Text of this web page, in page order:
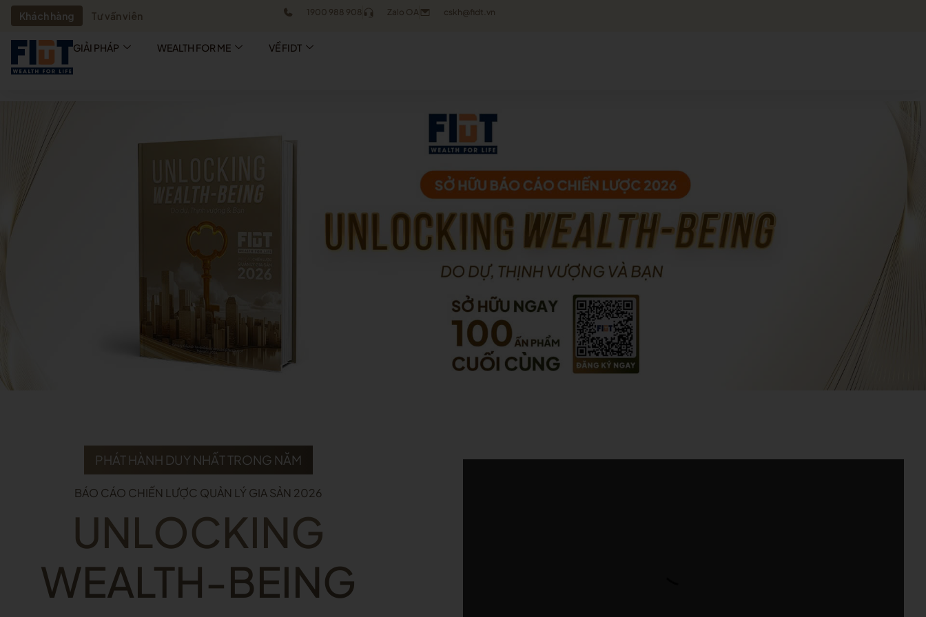
Khách hàng Tư vấn viên 1900 988 908 Zalo OA cskh@fidt.vn
GIẢI PHÁP WEALTH FOR ME VỀ FIDT
PHÁT HÀNH DUY NHẤT TRONG NĂM
BÁO CÁO CHIẾN LƯỢC QUẢN LÝ GIA SẢN 2026
UNLOCKING
WEALTH-BEING